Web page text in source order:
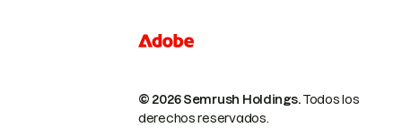
© 2026 Semrush Holdings.Todos los
derechos reservados.